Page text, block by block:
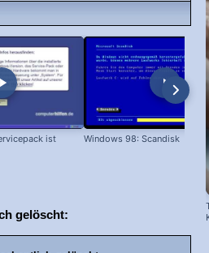
ist
Windows 98: Scandisk
gelöscht: